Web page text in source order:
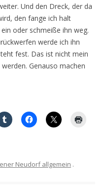
Und den Dreck, der da
den fange ich halt
oder schmeiße ihn weg.
werde ich ihn
fest. Das ist nicht mein
Genauso machen
Neudorf allgemein .